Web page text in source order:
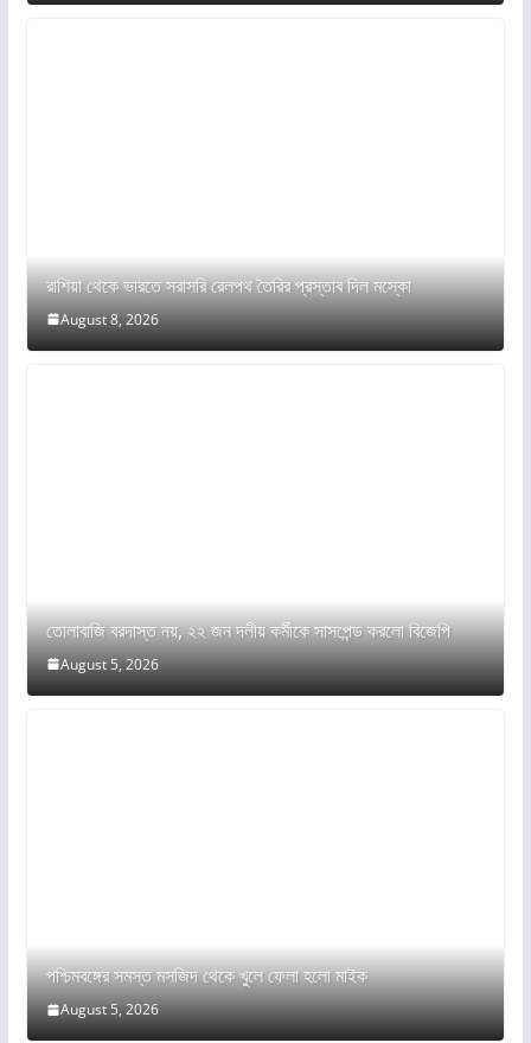
রাশিয়া থেকে ভারতে সরাসরি রেলপথ তৈরির প্রস্তাব দিল মস্কো
August 8, 2026
তোলাবাজি বরদাস্ত নয়, ২২ জন দলীয় কর্মীকে সাসপেন্ড করলো বিজেপি
August 5, 2026
পশ্চিমবঙ্গের সমস্ত মসজিদ থেকে খুলে ফেলা হলো মাইক
August 5, 2026